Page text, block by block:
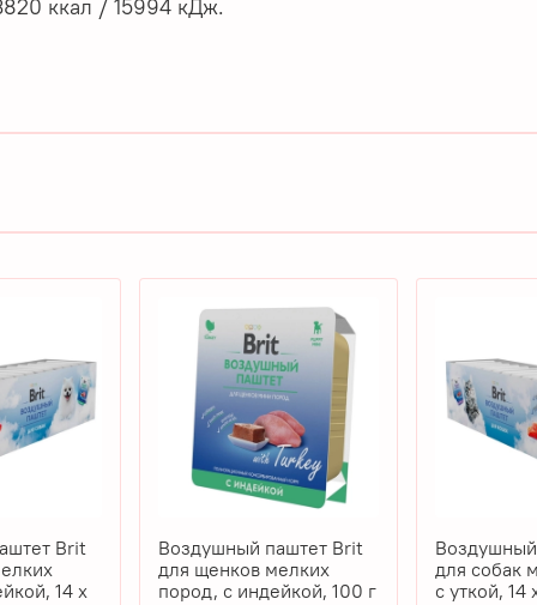
ккал / 15994 кДж.
Brit
14 x
Воздушный паштет Brit
для щенков мелких
пород, с индейкой, 100 г
для собак
с уткой, 14